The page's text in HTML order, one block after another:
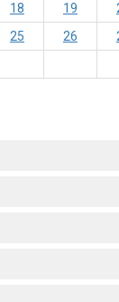
18 19
25 26